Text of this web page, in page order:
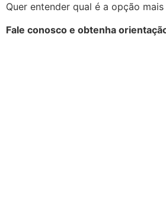
Quer entender qual é a opção
Fale conosco e obtenha